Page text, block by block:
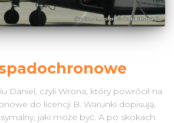
Daniel, czyli Wrona, który powrócił na
do licencji B. Warunki dopisują,
jaki może być. A po skokach